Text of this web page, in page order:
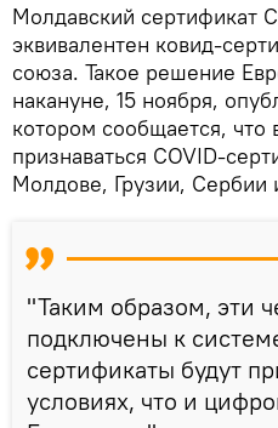
Молдавский сертификат
эквивалентен ковид-
союза. Такое решение
накануне, 15 ноября,
котором сообщается, что
признаваться COVID-
Молдове, Грузии, Сербии
"Таким образом, эти
подключены к
сертификаты будут
условиях, что и